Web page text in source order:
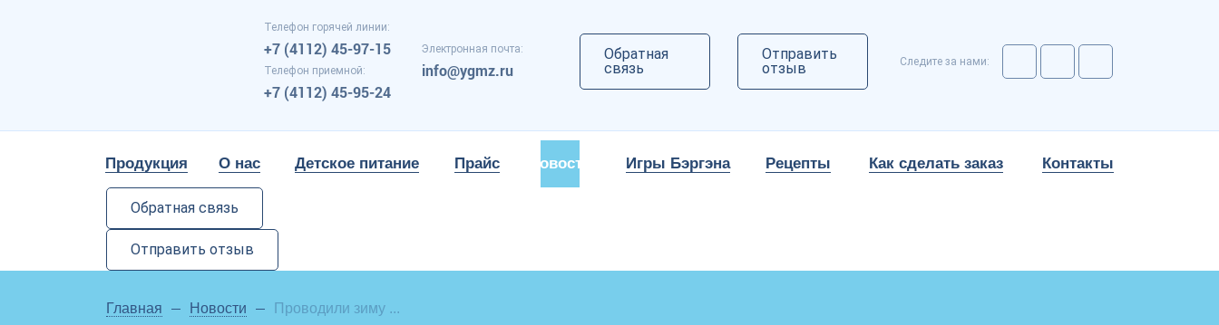
Телефон горячей линии:
+7 (4112) 45-97-15
Телефон приемной:
+7 (4112) 45-95-24
Электронная почта:
info@ygmz.ru
Обратная
связь
Отправить
отзыв
Следите за нами:
Продукция О нас Детское питание Прайс Новости Игры Бэргэна Рецепты Как сделать заказ Контакты
Обратная связь
Отправить отзыв
Главная Новости Проводили зиму ...